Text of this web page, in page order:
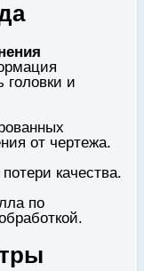
головки и
от чертежа.
качества.
по